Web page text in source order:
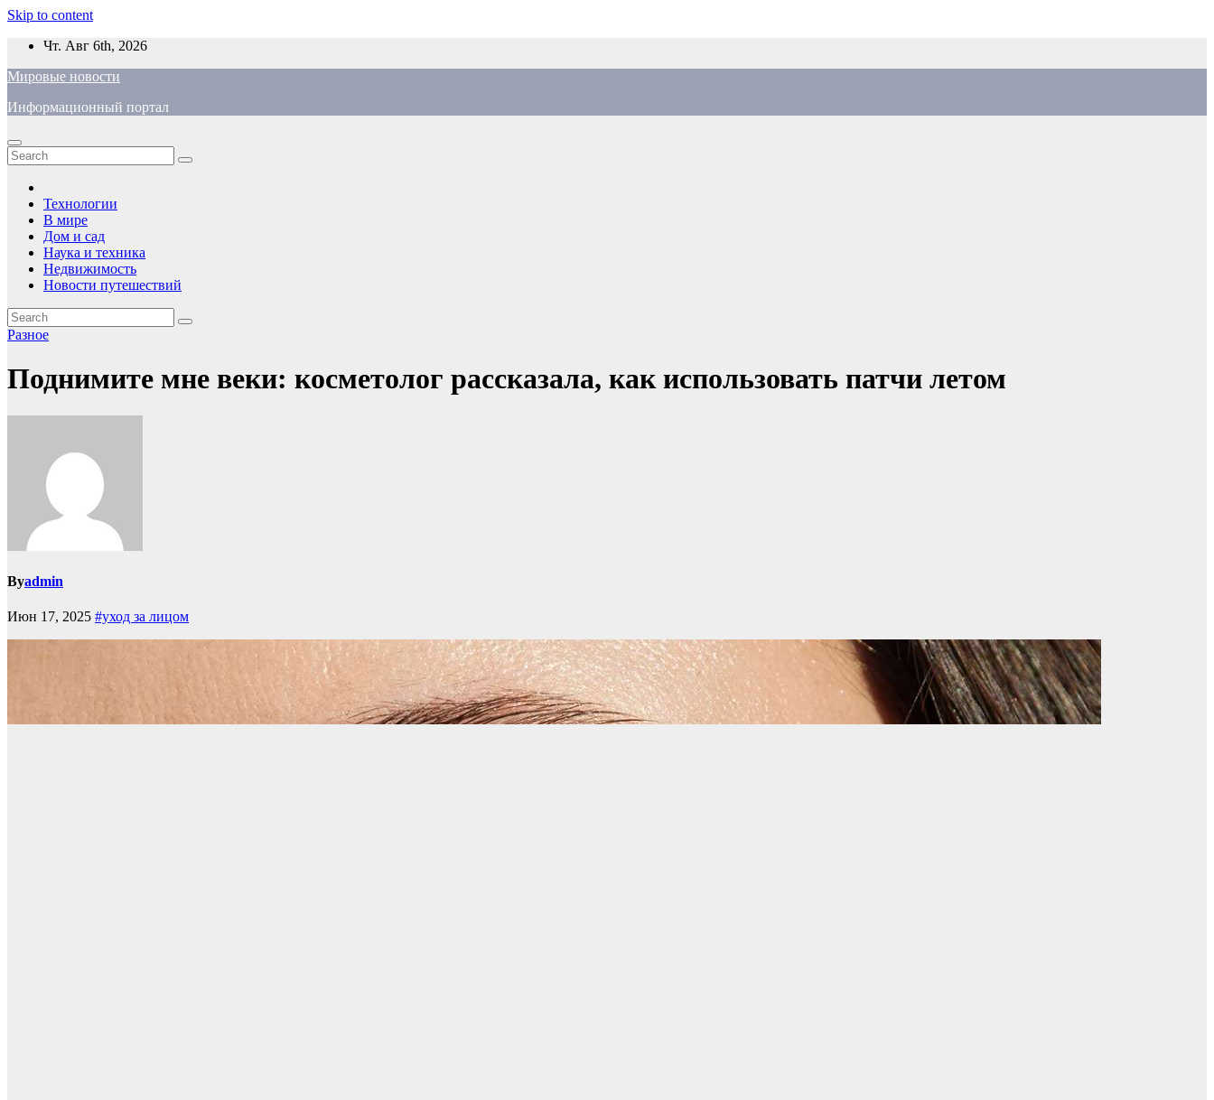
Skip to content
Чт. Авг 6th, 2026
Мировые новости
Информационный портал
Технологии
В мире
Дом и сад
Наука и техника
Недвижимость
Новости путешествий
Разное
Поднимите мне веки: косметолог рассказала, как использовать патчи летом
Byadmin
Июн 17, 2025 #уход за лицом